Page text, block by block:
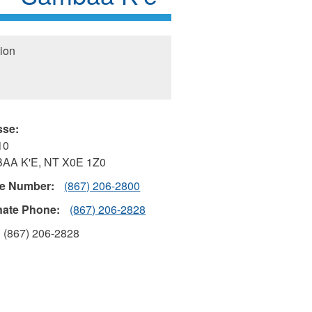
K'E, NTX0E 1Z0
Number:
(867) 206-2800
Phone:
(867) 206-2828
(867) 206-2828